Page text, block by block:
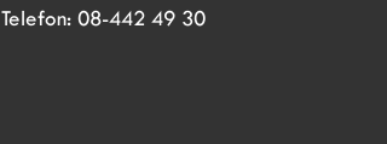
Telefon: 08-442 49 30